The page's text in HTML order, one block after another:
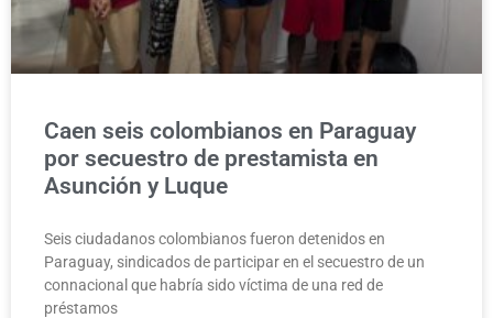
Caen seis colombianos en Paraguay
por secuestro de prestamista en
Asunción y Luque
Seis ciudadanos colombianos fueron detenidos en
Paraguay, sindicados de participar en el secuestro de un
connacional que habría sido víctima de una red de
préstamos